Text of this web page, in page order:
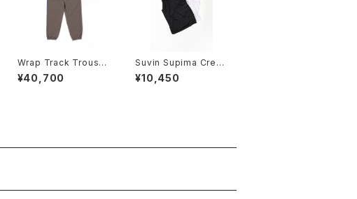
Wrap Track Trouser
s
¥40,700
Suvin Supima Crew
Neck No Sleeve
¥10,450